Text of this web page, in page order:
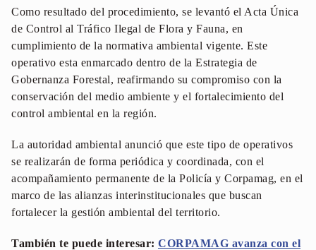
Como resultado del procedimiento, se levantó el Acta Única
de Control al Tráfico Ilegal de Flora y Fauna, en
cumplimiento de la normativa ambiental vigente. Este
operativo esta enmarcado dentro de la Estrategia de
Gobernanza Forestal, reafirmando su compromiso con la
conservación del medio ambiente y el fortalecimiento del
control ambiental en la región.
La autoridad ambiental anunció que este tipo de operativos
se realizarán de forma periódica y coordinada, con el
acompañamiento permanente de la Policía y Corpamag, en el
marco de las alianzas interinstitucionales que buscan
fortalecer la gestión ambiental del territorio.
También te puede interesar: CORPAMAG avanza con el